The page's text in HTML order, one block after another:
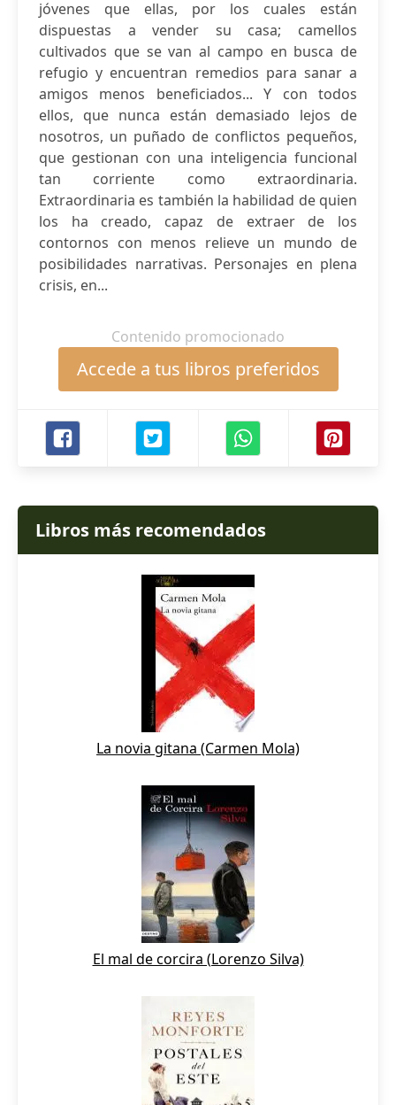
jóvenes que ellas, por los cuales están
dispuestas a vender su casa; camellos
cultivados que se van al campo en busca de
refugio y encuentran remedios para sanar a
amigos menos beneficiados... Y con todos
ellos, que nunca están demasiado lejos de
nosotros, un puñado de conflictos pequeños,
que gestionan con una inteligencia funcional
tan corriente como extraordinaria.
Extraordinaria es también la habilidad de quien
los ha creado, capaz de extraer de los
contornos con menos relieve un mundo de
posibilidades narrativas. Personajes en plena
crisis, en...
Contenido promocionado
Accede a tus libros preferidos
Libros más recomendados
La novia gitana (Carmen Mola)
El mal de corcira (Lorenzo Silva)